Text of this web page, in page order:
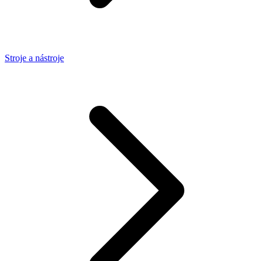
Stroje a nástroje